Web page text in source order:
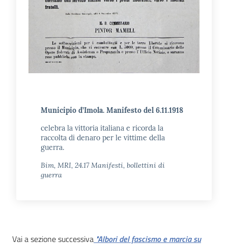
Municipio d’Imola. Manifesto del 6.11.1918
celebra la vittoria italiana e ricorda la
raccolta di denaro per le vittime della
guerra.
Bim, MRI, 24.17 Manifesti, bollettini di
guerra
Vai a sezione successiva "Albori del fascismo e marcia su